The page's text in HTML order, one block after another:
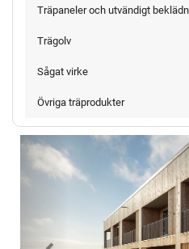
Träpaneler och utvändigt
Trägolv
Sågat virke
Övriga träprodukter
Föregående